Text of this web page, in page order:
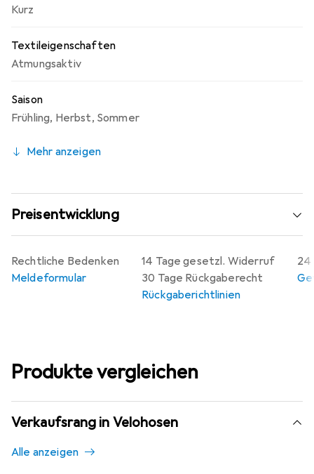
Kurz
Textileigenschaften
Atmungsaktiv
Saison
Frühling, Herbst, Sommer
Mehr anzeigen
Preisentwicklung
14 Tage gesetzl. Widerruf
30 Tage Rückgaberecht
Rückgaberichtlinien
24
Rechtliche Bedenken
Meldeformular
Produkte vergleichen
Verkaufsrang in Velohosen
Alle anzeigen